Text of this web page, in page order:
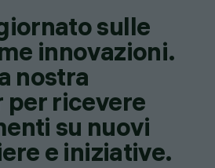
sulle
innovazioni.
nostra
per ricevere
su nuovi
e iniziative.